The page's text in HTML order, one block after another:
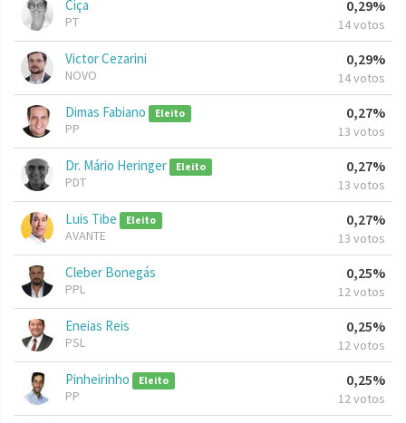
Ciça
PT
0,29%
14 votos
Victor Cezarini
NOVO
0,29%
14 votos
Dimas Fabiano Eleito
PP
0,27%
13 votos
Dr. Mário Heringer Eleito
PDT
0,27%
13 votos
Luis Tibe Eleito
AVANTE
0,27%
13 votos
Cleber Bonegás
PPL
0,25%
12 votos
Eneias Reis
PSL
0,25%
12 votos
Pinheirinho Eleito
PP
0,25%
12 votos